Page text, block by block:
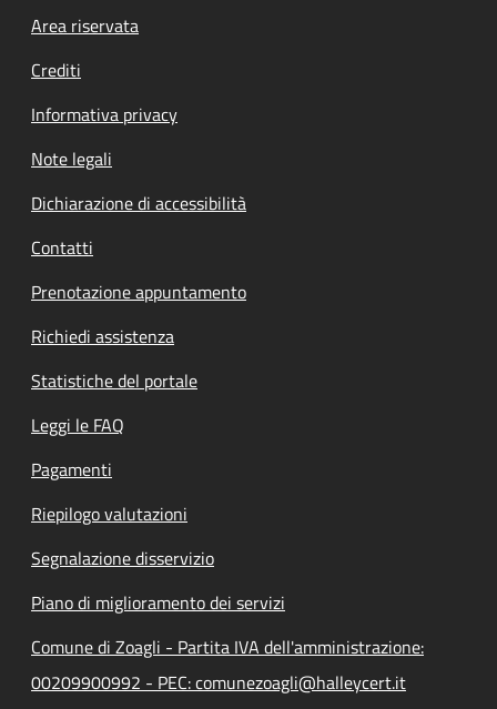
Footer menu
Area riservata
Crediti
Informativa privacy
Note legali
Dichiarazione di accessibilità
Contatti
Prenotazione appuntamento
Richiedi assistenza
Statistiche del portale
Leggi le FAQ
Pagamenti
Riepilogo valutazioni
Segnalazione disservizio
Piano di miglioramento dei servizi
Comune di Zoagli - Partita IVA dell'amministrazione:
00209900992 - PEC: comunezoagli@halleycert.it